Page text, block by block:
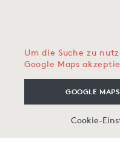
Um die Suche zu
Google Maps
GOOGLE
Cookie-